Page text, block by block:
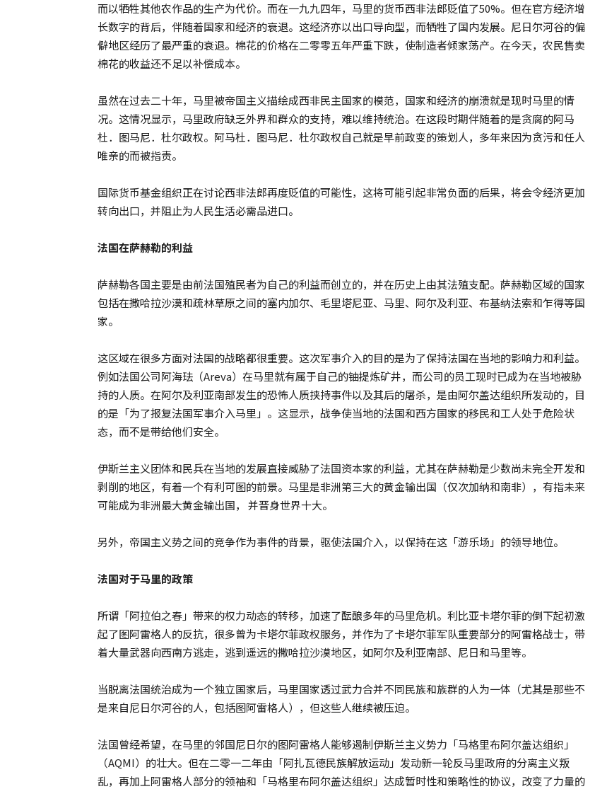
而以牺牲其他农作品的生产为代价。而在一九九四年，马里的货币西非法郎贬值了50%。但在官方经济增
长数字的背后，伴随着国家和经济的衰退。这经济亦以出口导向型，而牺牲了国内发展。尼日尔河谷的偏
僻地区经历了最严重的衰退。棉花的价格在二零零五年严重下跌，使制造者倾家荡产。在今天，农民售卖
棉花的收益还不足以补偿成本。
虽然在过去二十年，马里被帝国主义描绘成西非民主国家的模范，国家和经济的崩溃就是现时马里的情
况。这情况显示，马里政府缺乏外界和群众的支持，难以维持统治。在这段时期伴随着的是贪腐的阿马
杜．图马尼．杜尔政权。阿马杜．图马尼．杜尔政权自己就是早前政变的策划人，多年来因为贪污和任人
唯亲的而被指责。
国际货币基金组织正在讨论西非法郎再度贬值的可能性，这将可能引起非常负面的后果，将会令经济更加
转向出口，并阻止为人民生活必需品进口。
法国在萨赫勒的利益
萨赫勒各国主要是由前法国殖民者为自己的利益而创立的，并在历史上由其法殖支配。萨赫勒区域的国家
包括在撒哈拉沙漠和疏林草原之间的塞内加尔、毛里塔尼亚、马里、阿尔及利亚、布基纳法索和乍得等国
家。
这区域在很多方面对法国的战略都很重要。这次军事介入的目的是为了保持法国在当地的影响力和利益。
例如法国公司阿海珐（Areva）在马里就有属于自己的铀提炼矿井，而公司的员工现时已成为在当地被胁
持的人质。在阿尔及利亚南部发生的恐怖人质挟持事件以及其后的屠杀，是由阿尔盖达组织所发动的，目
的是「为了报复法国军事介入马里」。这显示，战争使当地的法国和西方国家的移民和工人处于危险状
态，而不是带给他们安全。
伊斯兰主义团体和民兵在当地的发展直接威胁了法国资本家的利益，尤其在萨赫勒是少数尚未完全开发和
剥削的地区，有着一个有利可图的前景。马里是非洲第三大的黄金输出国（仅次加纳和南非），有指未来
可能成为非洲最大黄金输出国， 并晋身世界十大。
另外，帝国主义势之间的竞争作为事件的背景，驱使法国介入，以保持在这「游乐场」的领导地位。
法国对于马里的政策
所谓「阿拉伯之春」带来的权力动态的转移，加速了酝酿多年的马里危机。利比亚卡塔尔菲的倒下起初激
起了图阿雷格人的反抗，很多曾为卡塔尔菲政权服务，并作为了卡塔尔菲军队重要部分的阿雷格战士，带
着大量武器向西南方逃走，逃到遥远的撒哈拉沙漠地区，如阿尔及利亚南部、尼日和马里等。
当脱离法国统治成为一个独立国家后，马里国家透过武力合并不同民族和族群的人为一体（尤其是那些不
是来自尼日尔河谷的人，包括图阿雷格人），但这些人继续被压迫。
法国曾经希望，在马里的邻国尼日尔的图阿雷格人能够遏制伊斯兰主义势力「马格里布阿尔盖达组织」
（AQMI）的壮大。但在二零一二年由「阿扎瓦德民族解放运动」发动新一轮反马里政府的分离主义叛
乱，再加上阿雷格人部分的领袖和「马格里布阿尔盖达组织」达成暂时性和策略性的协议，改变了力量的